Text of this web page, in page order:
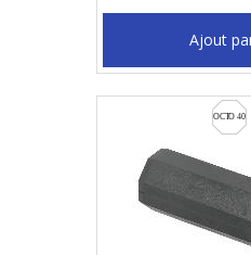
Ajout